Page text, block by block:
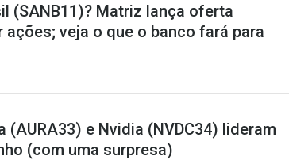
(SANB11)? Matriz lança oferta
veja o que o banco fará para
(AURA33) e Nvidia (NVDC34) lideram
(com uma surpresa)